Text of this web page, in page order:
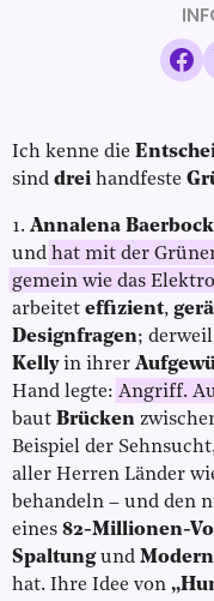
Ich kenne die
sind drei handfeste
1. Annalena Baerbock
und hat mit der
gemein wie das
arbeitet effizient,
Designfragen;
Kellyin ihrer
Hand legte: Angriff.
baut Brücken
Beispiel der
aller Herren Länder
behandeln – und den
eines 82-Millionen-
Spaltungund
hat. Ihre Idee von